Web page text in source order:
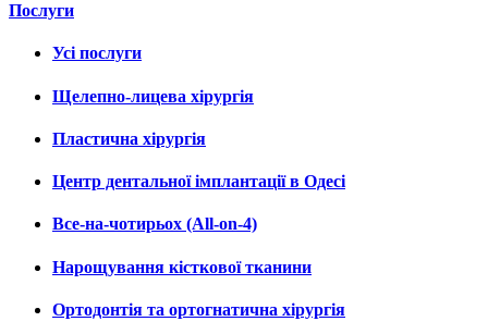
Послуги
Усі послуги
Щелепно-лицева хірургія
Пластична хірургія
Центр дентальної імплантації в Одесі
Все-на-чотирьох (All-on-4)
Нарощування кісткової тканини
Ортодонтія та ортогнатична хірургія